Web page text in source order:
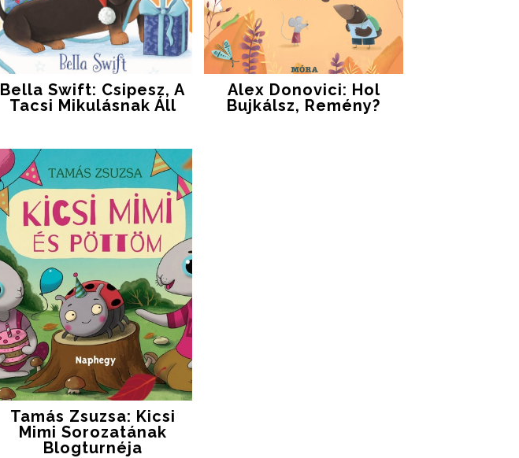
Bella Swift: Csipesz, A
Tacsi Mikulásnak Áll
Alex Donovici: Hol
Bujkálsz, Remény?
Tamás Zsuzsa: Kicsi
Mimi Sorozatának
Blogturnéja